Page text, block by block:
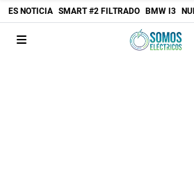
ES NOTICIA SMART #2 FILTRADO BMW I3